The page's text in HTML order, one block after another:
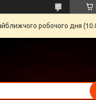
робочого дня